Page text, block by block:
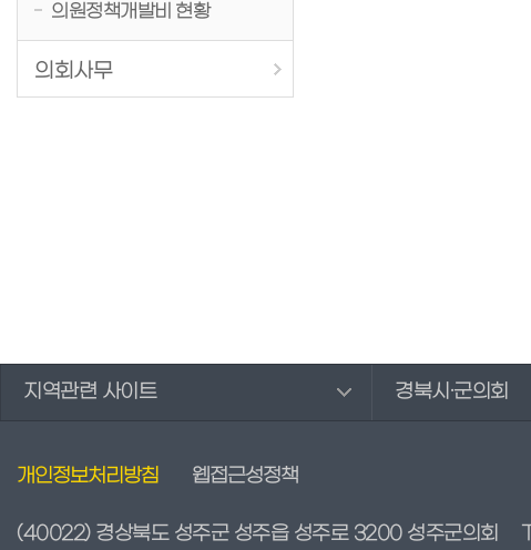
의원정책개발비 현황
의회사무
지역관련 사이트 경북시·군의회
개인정보처리방침 웹접근성정책
(40022) 경상북도 성주군 성주읍 성주로 3200 성주군의회